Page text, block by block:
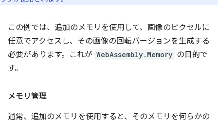
この例では、追加のメモリを使用して、画像のピクセルに
任意でアクセスし、その画像の回転バージョンを生成する
必要があります。これが WebAssembly.Memory の目的で
す。
メモリ管理
通常、追加のメモリを使用すると、そのメモリを何らかの